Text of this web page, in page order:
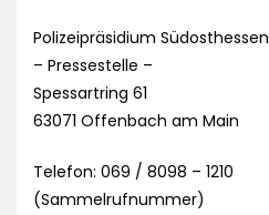
Polizeipräsidium Südosthessen
– Pressestelle –
Spessartring 61
63071 Offenbach am Main
Telefon: 069 / 8098 – 1210
(Sammelrufnummer)